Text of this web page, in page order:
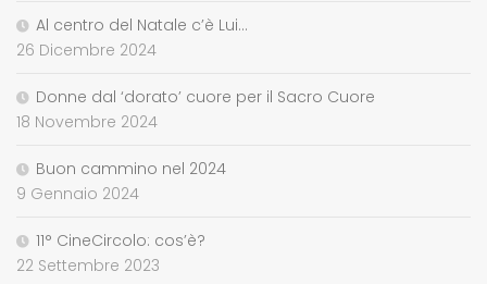
Al centro del Natale c’è Lui…
26 Dicembre 2024
Donne dal ‘dorato’ cuore per il Sacro Cuore
18 Novembre 2024
Buon cammino nel 2024
9 Gennaio 2024
11° CineCircolo: cos’è?
22 Settembre 2023